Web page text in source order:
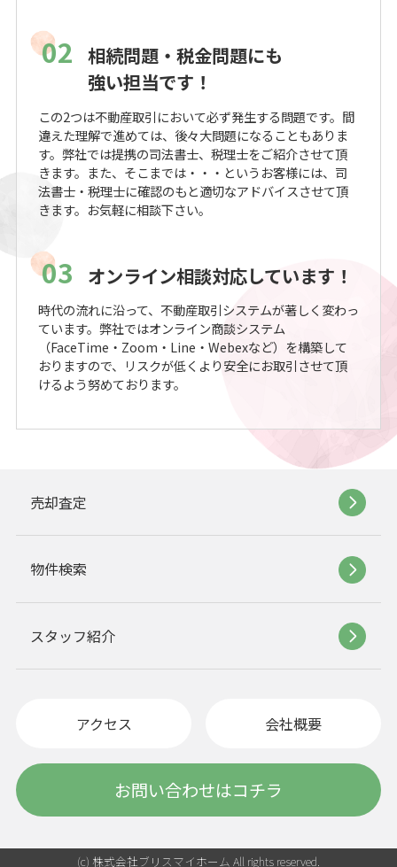
02 相続問題・税金問題にも
強い担当です！
この2つは不動産取引において必ず発生する問題です。間
違えた理解で進めては、後々大問題になることもありま
す。弊社では提携の司法書士、税理士をご紹介させて頂
きます。また、そこまでは・・・というお客様には、司
法書士・税理士に確認のもと適切なアドバイスさせて頂
きます。お気軽に相談下さい。
03 オンライン相談対応しています！
時代の流れに沿って、不動産取引システムが著しく変わっ
ています。弊社ではオンライン商談システム
（FaceTime・Zoom・Line・Webexなど）を構築して
おりますので、リスクが低くより安全にお取引させて頂
けるよう努めております。
売却査定
物件検索
スタッフ紹介
アクセス 会社概要
お問い合わせはコチラ
(c) 株式会社ブリスマイホーム All rights reserved.